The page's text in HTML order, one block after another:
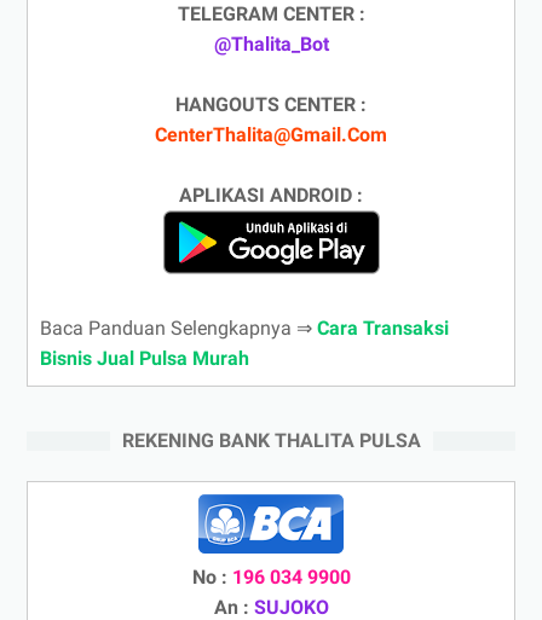
TELEGRAM CENTER :
@Thalita_Bot
HANGOUTS CENTER :
CenterThalita@Gmail.Com
APLIKASI ANDROID :
Baca Panduan Selengkapnya ⇒ Cara Transaksi
Bisnis Jual Pulsa Murah
REKENING BANK THALITA PULSA
No : 196 034 9900
An : SUJOKO